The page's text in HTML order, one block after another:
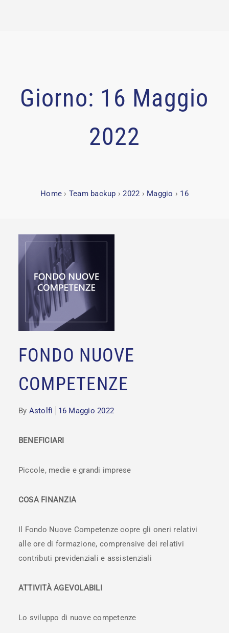
Giorno: 16 Maggio
2022
Home › Team backup › 2022 › Maggio › 16
FONDO NUOVE
COMPETENZE
By Astolfi 16 Maggio 2022
BENEFICIARI
Piccole, medie e grandi imprese
COSA FINANZIA
Il Fondo Nuove Competenze copre gli oneri relativi
alle ore di formazione, comprensive dei relativi
contributi previdenziali e assistenziali
ATTIVITÀ AGEVOLABILI
Lo sviluppo di nuove competenze